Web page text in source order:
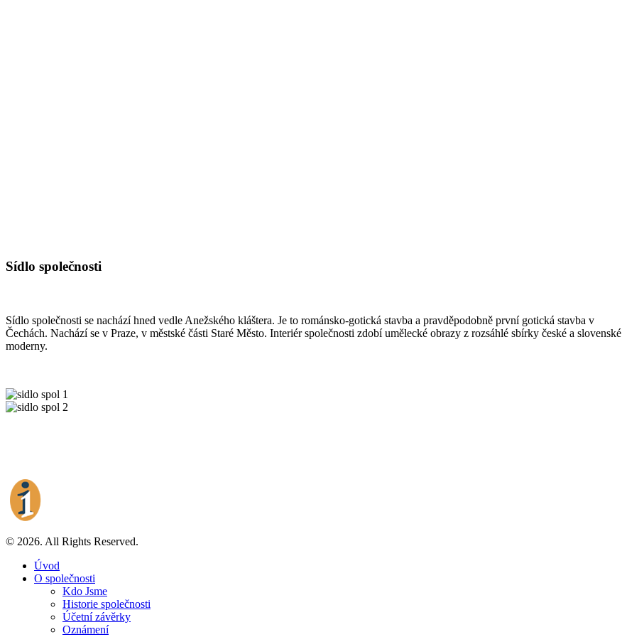
Sídlo společnosti
Sídlo společnosti se nachází hned vedle Anežského kláštera. Je to románsko-gotická stavba a pravděpodobně první gotická stavba v
Čechách. Nachází se v Praze, v městské části Staré Město. Interiér společnosti zdobí umělecké obrazy z rozsáhlé sbírky české a slovenské
moderny.
© 2026. All Rights Reserved.
Úvod
O společnosti
Kdo Jsme
Historie společnosti
Účetní závěrky
Oznámení